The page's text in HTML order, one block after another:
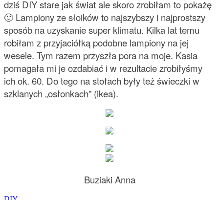
dziś DIY stare jak świat ale skoro zrobiłam to pokażę
🙂 Lampiony ze słoików to najszybszy i najprostszy
sposób na uzyskanie super klimatu. Kilka lat temu
robiłam z przyjaciółką podobne lampiony na jej
wesele. Tym razem przyszła pora na moje. Kasia
pomagała mi je ozdabiać i w rezultacie zrobiłyśmy
ich ok. 60. Do tego na stołach były też świeczki w
szklanych „osłonkach” (ikea).
Buziaki Anna